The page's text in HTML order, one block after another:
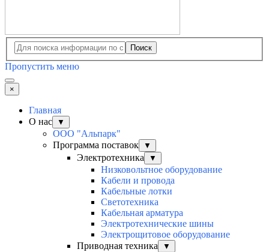
Поиск
Пропустить меню
×
Главная
О нас
▼
ООО "Альпарк"
Программа поставок
▼
Электротехника ▼
Низковольтное оборудование
Кабели и провода
Кабельные лотки
Светотехника
Кабельная арматура
Электротехнические шины
Электрощитовое оборудование
Приводная техника
▼